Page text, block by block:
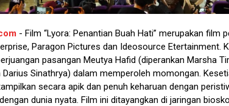
- Film “Lyora: Penantian Buah Hati” merupakan film
Paragon Pictures dan Ideosource Etertainment.
pasangan Meutya Hafid (diperankan Marsha
Darius Sinathrya) dalam memperoleh momongan.
secara apik dan penuh keharuan dengan
dunia nyata. Film ini ditayangkan di jaringan